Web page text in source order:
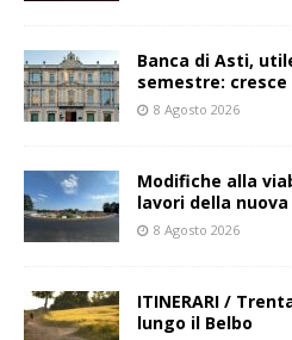
Banca di Asti,
semestre:
8 Agosto 2026
Modifiche alla
lavori della
8 Agosto 2026
ITINERARI /
lungo il Belbo